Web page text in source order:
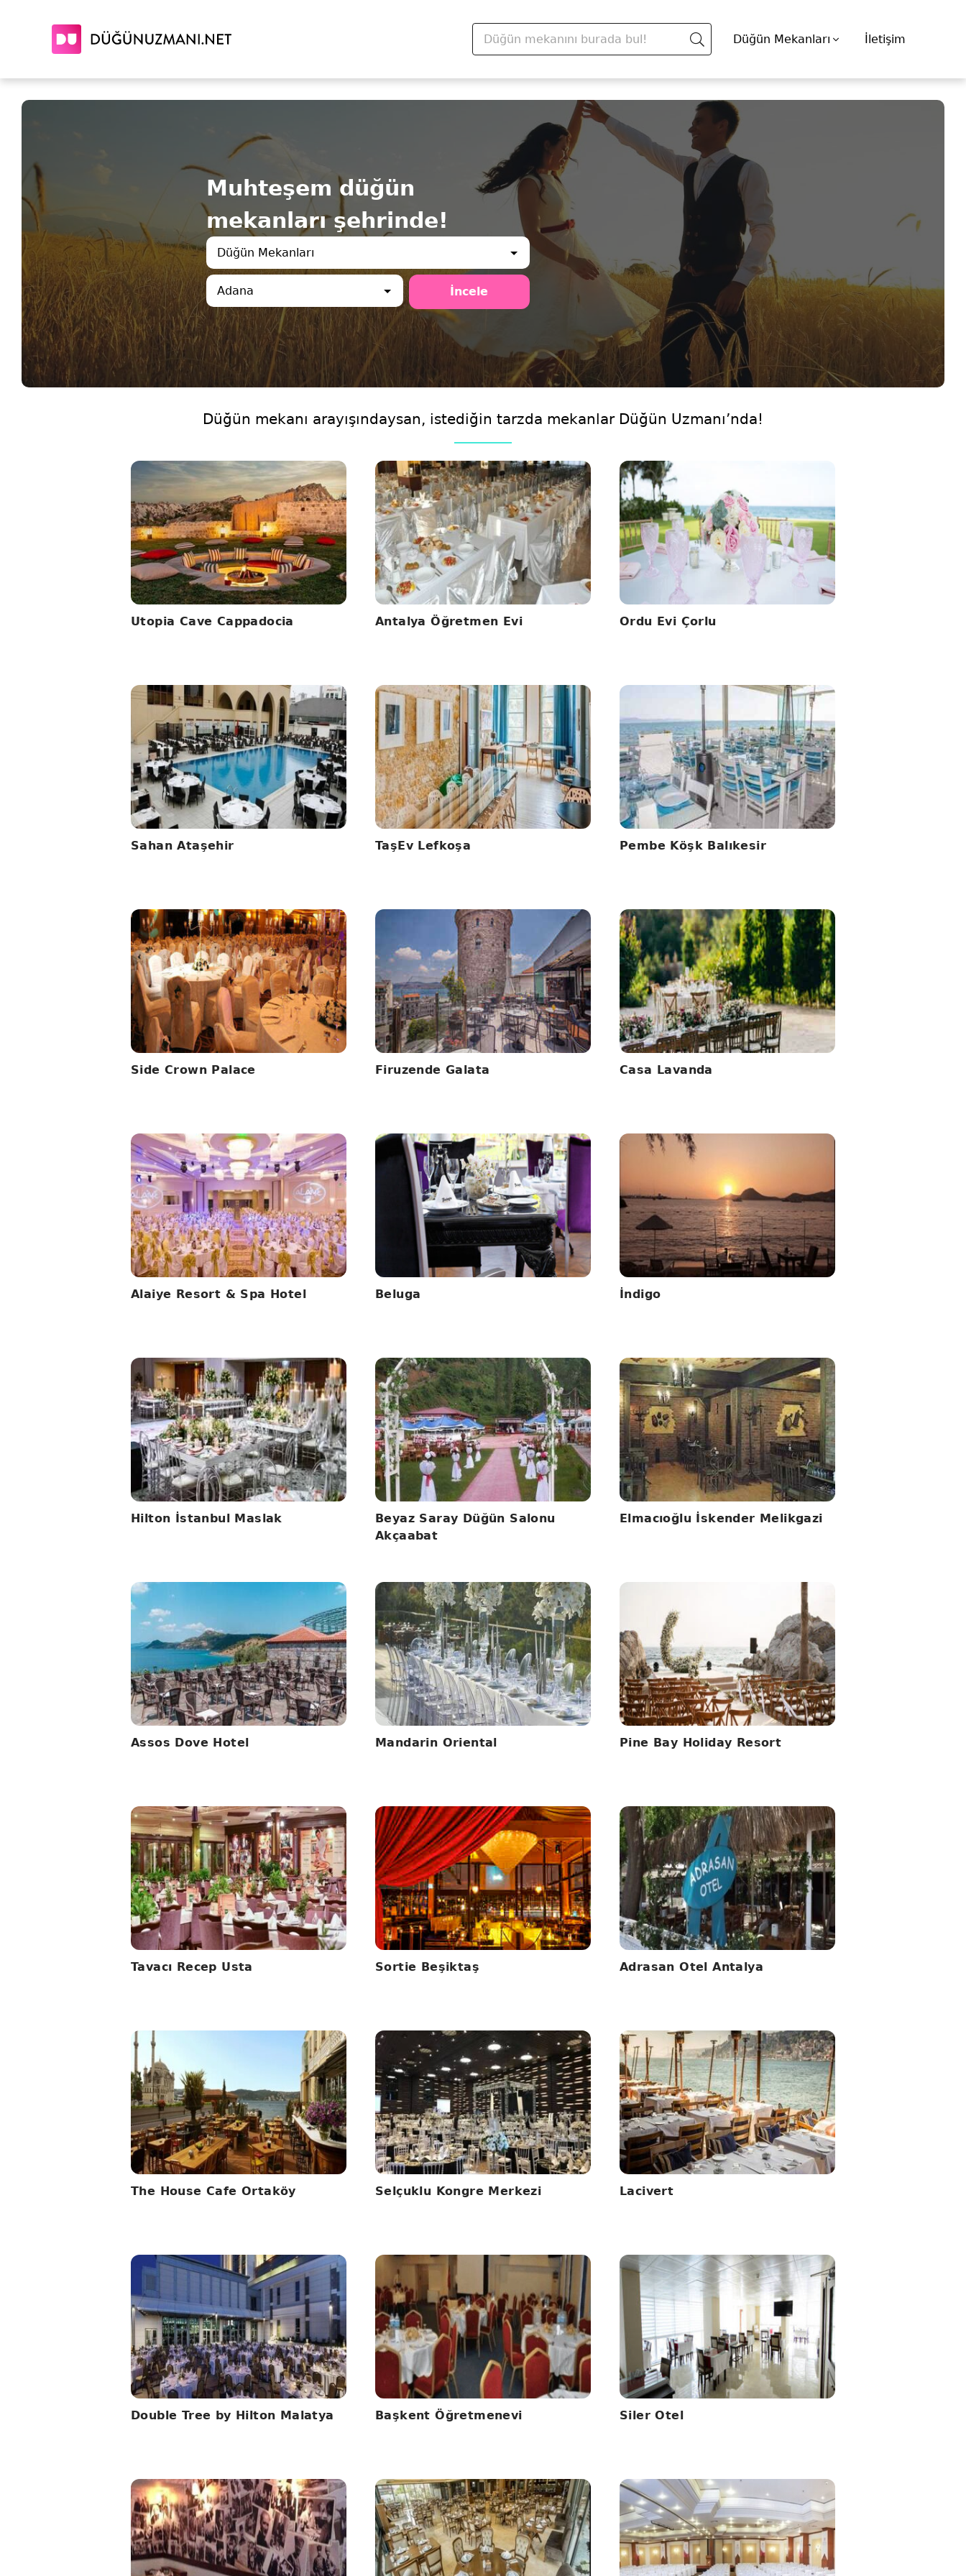
Düğün Mekanları İletişim
Muhteşem düğün
mekanları şehrinde!
Düğün Mekanları
Adana İncele
Düğün mekanı arayışındaysan, istediğin tarzda mekanlar Düğün Uzmanı’nda!
Utopia Cave Cappadocia Antalya Öğretmen Evi Ordu Evi Çorlu
Sahan Ataşehir TaşEv Lefkoşa Pembe Köşk Balıkesir
Side Crown Palace Firuzende Galata Casa Lavanda
Alaiye Resort & Spa Hotel Beluga İndigo
Hilton İstanbul Maslak
Beyaz Saray Düğün Salonu
Akçaabat
Elmacıoğlu İskender Melikgazi
Assos Dove Hotel Mandarin Oriental Pine Bay Holiday Resort
Tavacı Recep Usta Sortie Beşiktaş Adrasan Otel Antalya
The House Cafe Ortaköy Selçuklu Kongre Merkezi Lacivert
Double Tree by Hilton Malatya Başkent Öğretmenevi Siler Otel